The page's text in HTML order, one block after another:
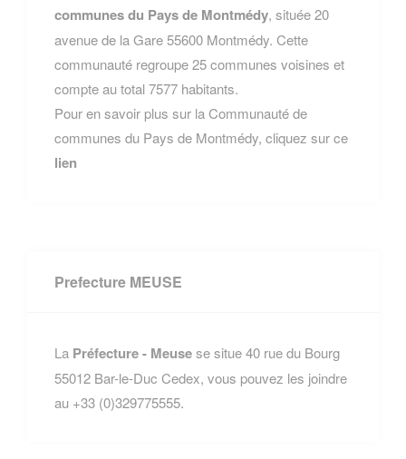
communes du Pays de Montmédy, située 20
avenue de la Gare 55600 Montmédy. Cette
communauté regroupe 25 communes voisines et
compte au total 7577 habitants.
Pour en savoir plus sur la Communauté de
communes du Pays de Montmédy, cliquez sur ce
lien
Prefecture MEUSE
La Préfecture - Meusese situe 40 rue du Bourg
55012 Bar-le-Duc Cedex, vous pouvez les joindre
au +33 (0)329775555.